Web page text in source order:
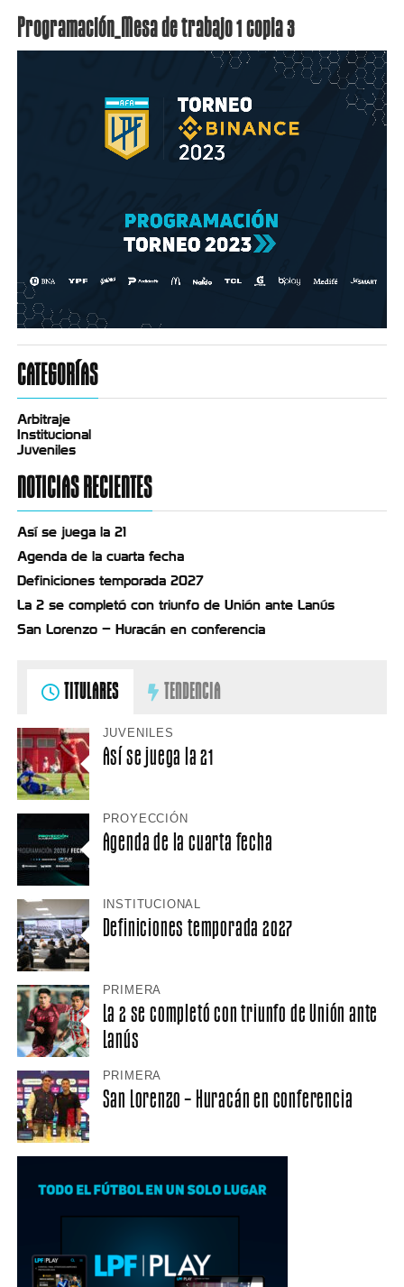
Programación_Mesa de trabajo 1 copia 3
CATEGORÍAS
Arbitraje
Institucional
Juveniles
NOTICIAS RECIENTES
Así se juega la 21
Agenda de la cuarta fecha
Definiciones temporada 2027
La 2 se completó con triunfo de Unión ante Lanús
San Lorenzo – Huracán en conferencia
TITULARES TENDENCIA
JUVENILES
Así se juega la 21
PROYECCIÓN
Agenda de la cuarta fecha
INSTITUCIONAL
Definiciones temporada 2027
PRIMERA
La 2 se completó con triunfo de Unión ante
Lanús
PRIMERA
San Lorenzo – Huracán en conferencia